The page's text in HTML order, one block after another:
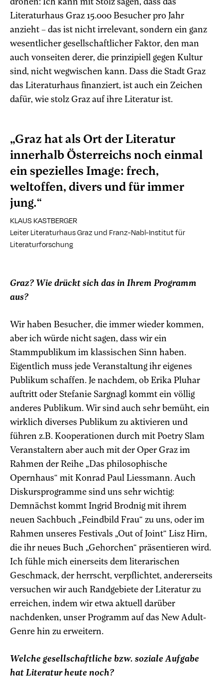
Literaturhaus Graz 15.000 Besucher pro Jahr
anzieht – das ist nicht irrelevant, sondern ein ganz
wesentlicher gesellschaftlicher Faktor, den man
auch vonseiten derer, die prinzipiell gegen Kultur
sind, nicht wegwischen kann. Dass die Stadt Graz
das Literaturhaus finanziert, ist auch ein Zeichen
dafür, wie stolz Graz auf ihre Literatur ist.
„Graz hat als Ort der Literatur
innerhalb Österreichs noch einmal
ein spezielles Image: frech,
weltoffen, divers und für immer
jung.“
KLAUS KASTBERGER
Leiter Literaturhaus Graz und Franz-Nabl-Institut für
Literaturforschung
Graz? Wie drückt sich das in Ihrem Programm
aus?
Wir haben Besucher, die immer wieder kommen,
aber ich würde nicht sagen, dass wir ein
Stammpublikum im klassischen Sinn haben.
Eigentlich muss jede Veranstaltung ihr eigenes
Publikum schaffen. Je nachdem, ob Erika Pluhar
auftritt oder Stefanie Sargnagl kommt ein völlig
anderes Publikum. Wir sind auch sehr bemüht, ein
wirklich diverses Publikum zu aktivieren und
führen z.B. Kooperationen durch mit Poetry Slam
Veranstaltern aber auch mit der Oper Graz im
Rahmen der Reihe „Das philosophische
Opernhaus“ mit Konrad Paul Liessmann. Auch
Diskursprogramme sind uns sehr wichtig:
Demnächst kommt Ingrid Brodnig mit ihrem
neuen Sachbuch „Feindbild Frau“ zu uns, oder im
Rahmen unseres Festivals „Out of Joint“ Lisz Hirn,
die ihr neues Buch „Gehorchen“ präsentieren wird.
Ich fühle mich einerseits dem literarischen
Geschmack, der herrscht, verpflichtet, andererseits
versuchen wir auch Randgebiete der Literatur zu
erreichen, indem wir etwa aktuell darüber
nachdenken, unser Programm auf das New Adult-
Genre hin zu erweitern.
Welche gesellschaftliche bzw. soziale Aufgabe
hat Literatur heute noch?